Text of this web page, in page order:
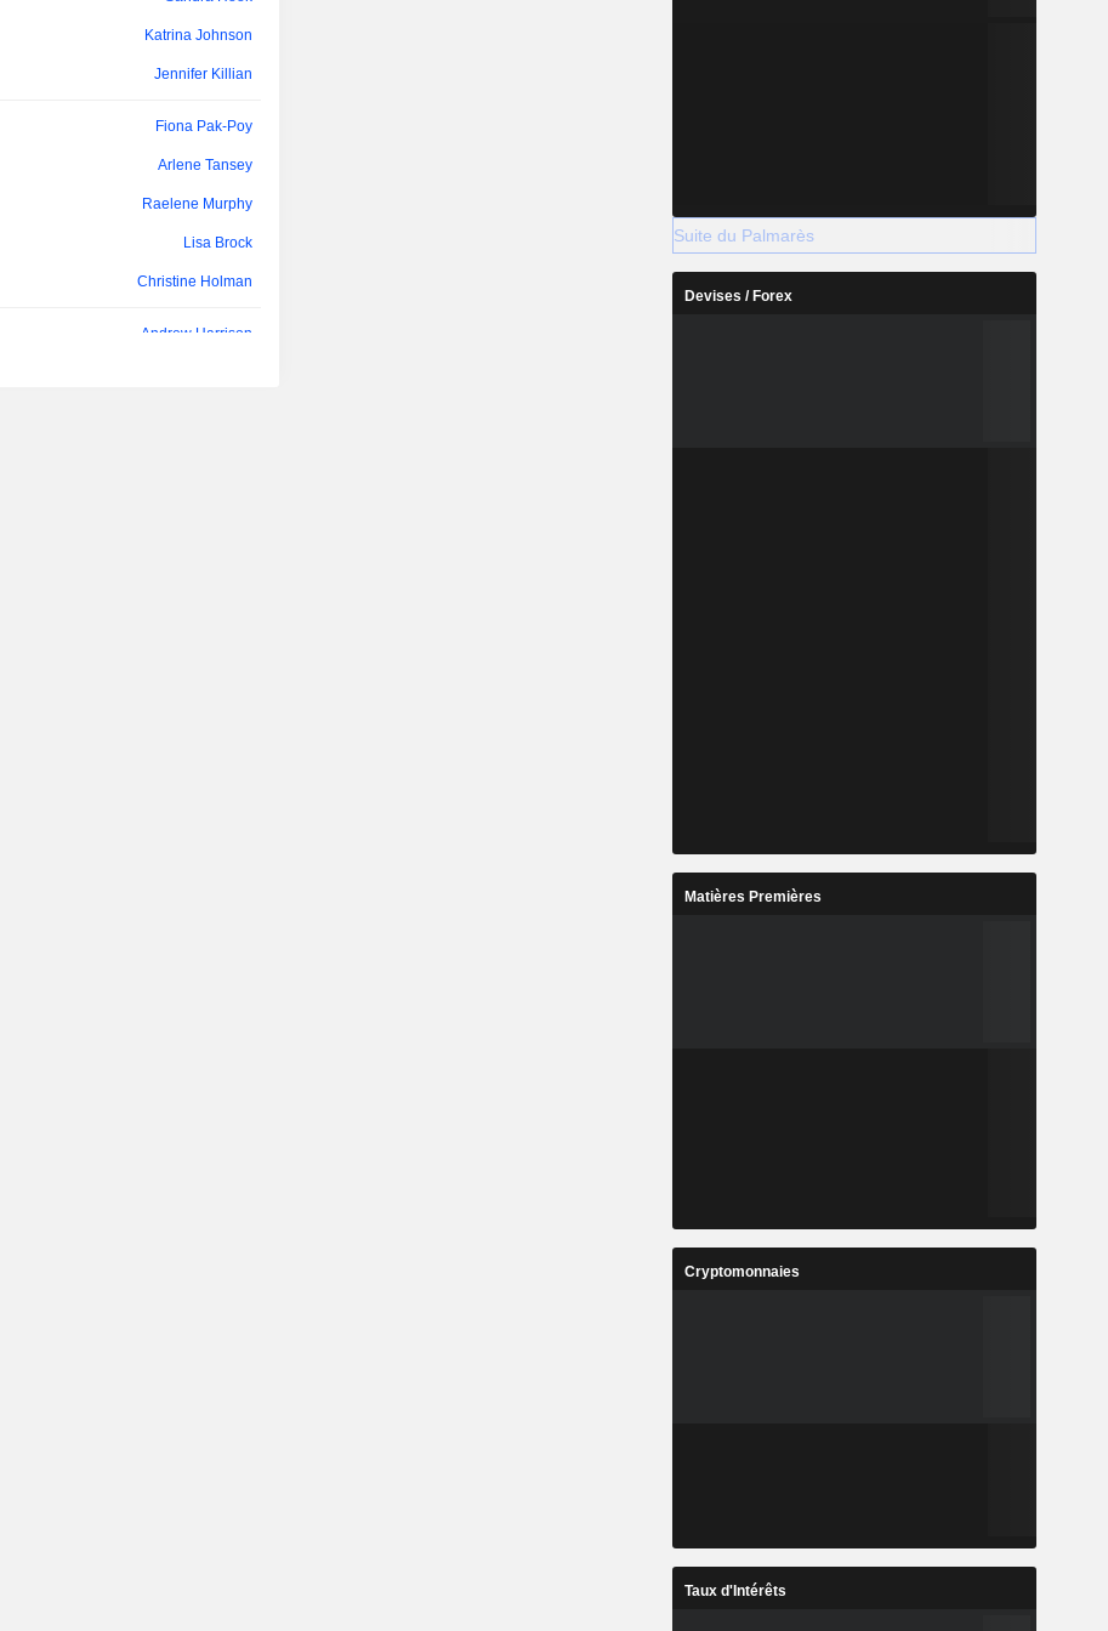
Katrina Johnson
Jennifer Killian
Fiona Pak-Poy
Arlene Tansey
Raelene Murphy
Lisa Brock
Christine Holman
Andrew Harrison
Suite du Palmarès
Devises / Forex
Matières Premières
Cryptomonnaies
Taux d'Intérêts